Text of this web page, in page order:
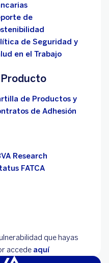
de
de Seguridad y
en el Trabajo
de Productos y
de Adhesión
Research
FATCA
que hayas
accede aquí